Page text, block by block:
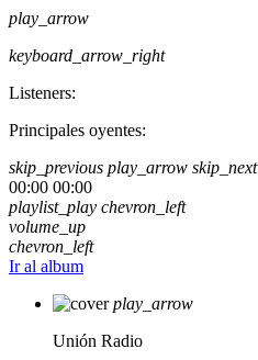
play_arrow
keyboard_arrow_right
Listeners:
Principales oyentes:
skip_previous play_arrow skip_next
00:00 00:00
playlist_play chevron_left
volume_up
chevron_left
Ir al album
play_arrow
Unión Radio